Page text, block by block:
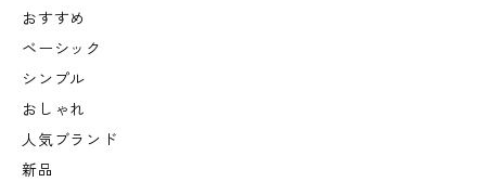
おすすめ
ベーシック
シンプル
おしゃれ
人気ブランド
新品